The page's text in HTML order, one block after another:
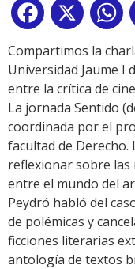
Facebook
X
Compartimos la
Universidad Jaume I
entre la crítica de
La jornada Sentido
coordinada por el
facultad de Derecho.
reflexionar sobre las
entre el mundo del
Peydró habló del
de polémicas y
ficciones literarias
antología de textos